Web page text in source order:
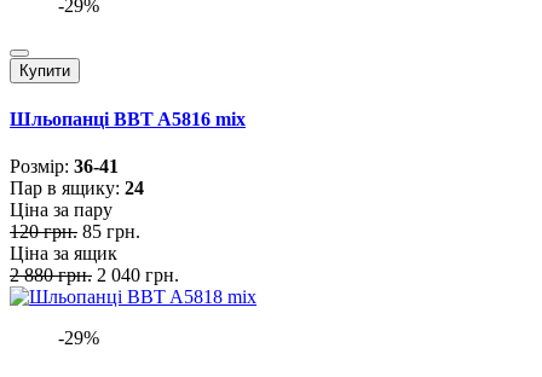
-29%
Купити
Шльопанці BBT A5816 mix
Розмiр: 36-41
Пар в ящику: 24
Ціна за пару
120 грн. 85 грн.
Ціна за ящик
2 880 грн. 2 040 грн.
-29%